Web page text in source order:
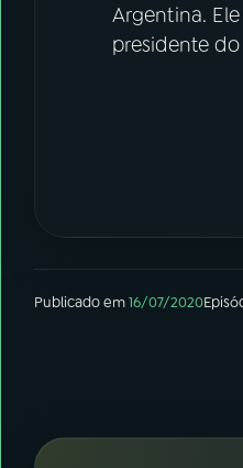
Argentina.
presidente
Publicado em16/07/2020